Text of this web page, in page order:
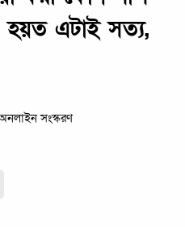
হয়ত এটাই সত্য,
সংস্করণ